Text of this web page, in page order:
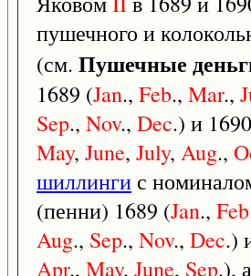
пушечного и
(см. Пушечные
1689 (Jan., Feb., Mar.,
Sep., Nov., Dec.) и
May, June, July, Aug.,
шиллинги с
(пенни) 1689 (Jan., Feb
Aug., Sep., Nov., Dec.)
Apr., May, June, Sep.),